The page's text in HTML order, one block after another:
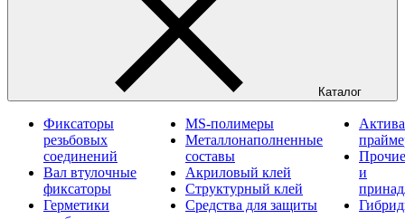
Каталог
Фиксаторы
резьбовых
соединений
Вал втулочные
фиксаторы
Герметики
MS-полимеры
Металлонаполненные
составы
Акриловый клей
Структурный клей
Средства для защиты
и